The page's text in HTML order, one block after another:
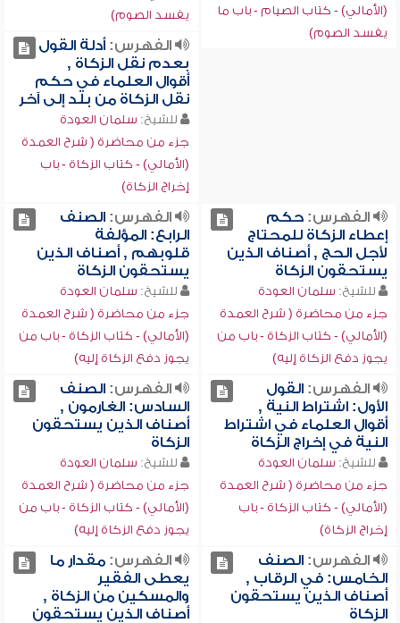
(الأمالي) - كتاب الصيام - باب ما
يفسد الصوم)
يفسد الصوم)
الفهرس:أدلة القول
بعدم نقل الزكاة ,
أقوال العلماء في حكم
نقل الزكاة من بلد إلى آخر
للشيخ: سلمان العودة
جزء من محاضرة ( شرح العمدة
(الأمالي) - كتاب الزكاة - باب
إخراج الزكاة)
الفهرس:حكم
إعطاء الزكاة للمحتاج
لأجل الحج , أصناف الذين
يستحقون الزكاة
للشيخ: سلمان العودة
جزء من محاضرة ( شرح العمدة
(الأمالي) - كتاب الزكاة - باب من
يجوز دفع الزكاة إليه)
الفهرس:الصنف
الرابع: المؤلفة
قلوبهم , أصناف الذين
يستحقون الزكاة
للشيخ: سلمان العودة
جزء من محاضرة ( شرح العمدة
(الأمالي) - كتاب الزكاة - باب من
يجوز دفع الزكاة إليه)
الفهرس:القول
الأول: اشتراط النية ,
أقوال العلماء في اشتراط
النية في إخراج الزكاة
للشيخ: سلمان العودة
جزء من محاضرة ( شرح العمدة
(الأمالي) - كتاب الزكاة - باب
إخراج الزكاة)
الفهرس:الصنف
السادس: الغارمون ,
أصناف الذين يستحقون
الزكاة
للشيخ: سلمان العودة
جزء من محاضرة ( شرح العمدة
(الأمالي) - كتاب الزكاة - باب من
يجوز دفع الزكاة إليه)
الفهرس:الصنف
الخامس: في الرقاب ,
أصناف الذين يستحقون
الزكاة
الفهرس:مقدار ما
يعطى الفقير
والمسكين من الزكاة ,
أصناف الذين يستحقون